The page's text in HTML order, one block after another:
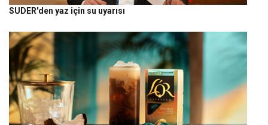
SUDER'den yaz için su uyarısı